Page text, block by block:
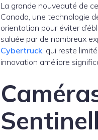
La grande nouveauté de
Canada, une technologie
orientation pour éviter
saluée par de nombreux
Cybertruck, qui reste
innovation améliore